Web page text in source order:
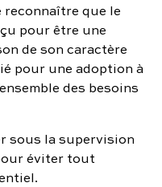
que le
pour être une
de son caractère
pour une adoption à
des besoins
sous la supervision
éviter tout